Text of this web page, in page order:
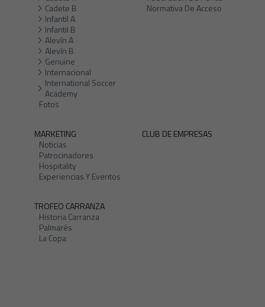
Cadete B
Infantil A
Infantil B
Alevín A
Alevín B
Genuine
Internacional
International Soccer
Academy
Fotos
Normativa De Acceso
MARKETING
Noticias
Patrocinadores
Hospitality
Experiencias Y Eventos
CLUB DE EMPRESAS
TROFEO CARRANZA
Historia Carranza
Palmarés
La Copa